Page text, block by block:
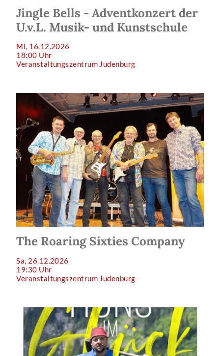
Jingle Bells - Adventkonzert der
U.v.L. Musik- und Kunstschule
Mi, 16.12.2026
18:00 Uhr
Veranstaltungszentrum Judenburg
The Roaring Sixties Company
Sa, 26.12.2026
19:30 Uhr
Veranstaltungszentrum Judenburg